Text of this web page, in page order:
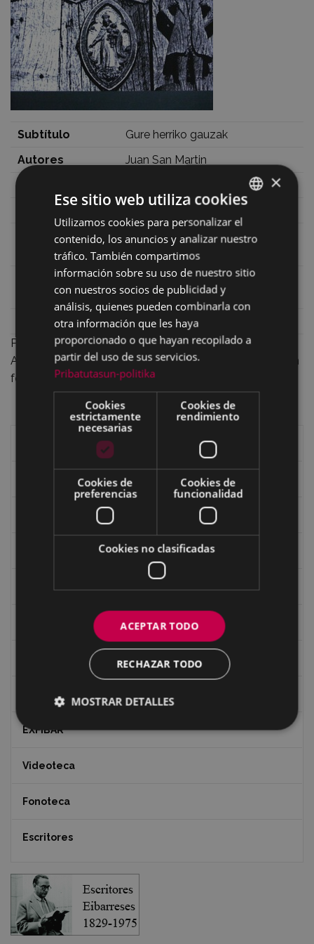
Subtítulo
Gure herriko gauzak
Autores
Juan San Martin
Número de
páginas
415
Gipuzkoako Aurrezki Kutxa
Probintziala
Colección
Documento, 35
Publicado originalmente el año 1983 por la Caja de
Ahorros Provincial, la comisión Ego Ibarra la presenta en
formato PDF el año 2012.
Libros de Eibar
Revista "Eibar"
Revista "Gure Herria"
Documentos y artículos
EXFIBAR
Videoteca
Fonoteca
Escritores
BASQUE
SPANISH
×
Ese sitio web utiliza cookies
Utilizamos cookies para personalizar el
contenido, los anuncios y analizar nuestro
tráfico. También compartimos
información sobre su uso de nuestro sitio
con nuestros socios de publicidad y
análisis, quienes pueden combinarla con
otra información que les haya
proporcionado o que hayan recopilado a
partir del uso de sus servicios.
Pribatutasun-politika
Cookies
estrictamente
necesarias
Cookies de
rendimiento
Cookies de
preferencias
Cookies de
funcionalidad
Cookies no clasificadas
ACEPTAR TODO
RECHAZAR TODO
MOSTRAR DETALLES